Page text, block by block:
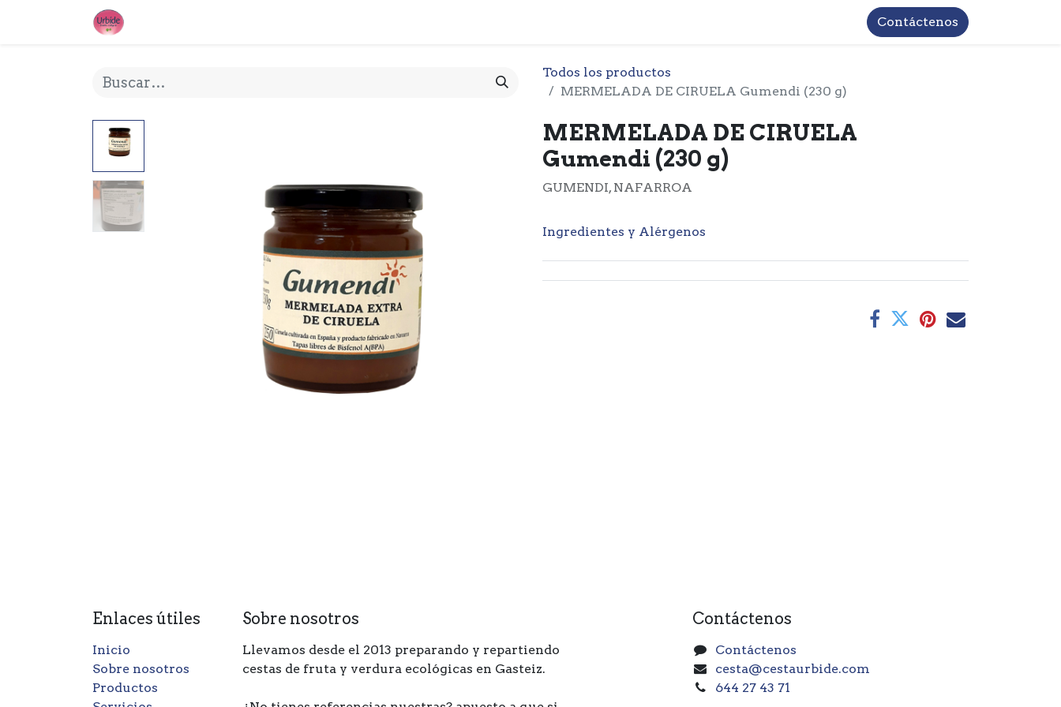
INFORMACIÓN BASICA LOPD
Contáctenos
Todos los productos
MERMELADA DE CIRUELA Gumendi (230 g)
MERMELADA DE CIRUELA
Gumendi (230 g)
GUMENDI, NAFARROA
Ingredientes y Alérgenos
Enlaces útiles
Inicio
Sobre nosotros
Productos
Sobre nosotros
Llevamos desde el 2013 preparando y repartiendo
cestas de fruta y verdura ecológicas en Gasteiz.
Contáctenos
Contáctenos
cesta@cestaurbide.com
644 27 43 71